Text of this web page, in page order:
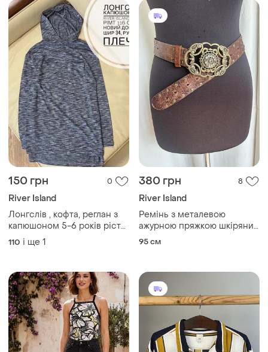
150 грн 0
River Island
Лонгслів , кофта, реглан з
капюшоном 5-6 років ріст
116 мʼякий та приємний до
тіла
110 і ще 1
380 грн 8
River Island
Ремінь з металевою
ажурною пряжкою шкіряний
y2k вінтаж 00х
95 см